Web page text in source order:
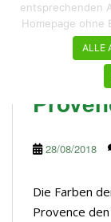
28/08/2018
Die Farben
Provence
entsprechenden
Homepage ohne
ALLE